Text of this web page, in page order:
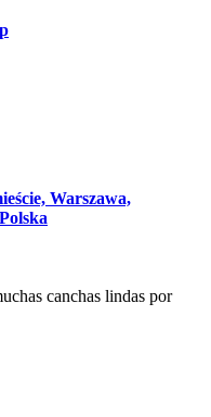
Warszawa,
canchas lindas por